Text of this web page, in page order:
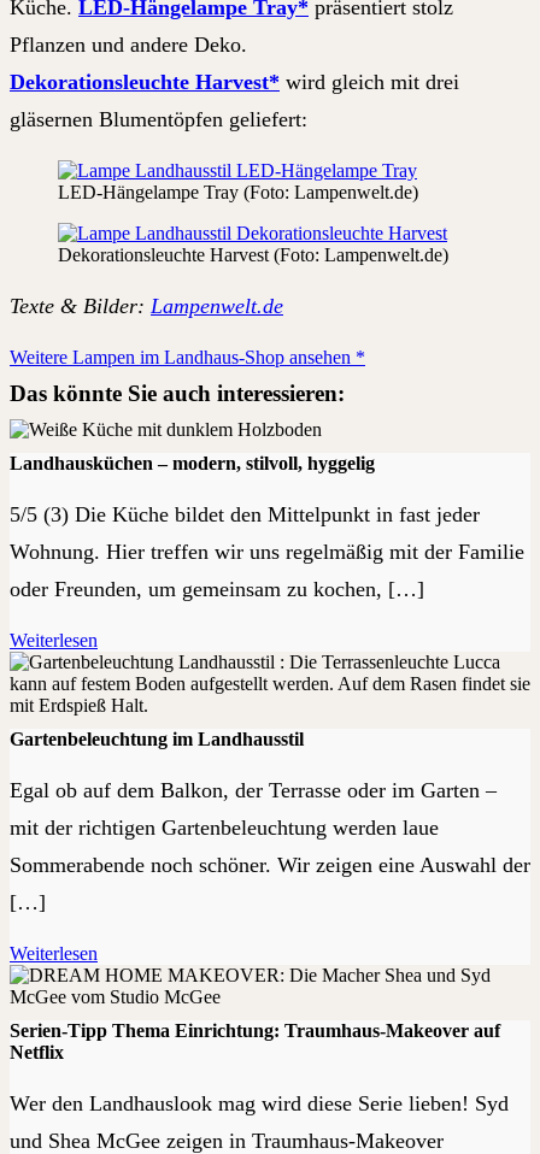
Küche. LED-Hängelampe Tray* präsentiert stolz
Pflanzen und andere Deko.
Dekorationsleuchte Harvest* wird gleich mit drei
gläsernen Blumentöpfen geliefert:
LED-Hängelampe Tray (Foto: Lampenwelt.de)
Dekorationsleuchte Harvest (Foto: Lampenwelt.de)
Texte & Bilder: Lampenwelt.de
Weitere Lampen im Landhaus-Shop ansehen *
Das könnte Sie auch interessieren:
Landhausküchen – modern, stilvoll, hyggelig
5/5 (3) Die Küche bildet den Mittelpunkt in fast jeder
Wohnung. Hier treffen wir uns regelmäßig mit der Familie
oder Freunden, um gemeinsam zu kochen, […]
Weiterlesen
Gartenbeleuchtung im Landhausstil
Egal ob auf dem Balkon, der Terrasse oder im Garten –
mit der richtigen Gartenbeleuchtung werden laue
Sommerabende noch schöner. Wir zeigen eine Auswahl der
[…]
Weiterlesen
Serien-Tipp Thema Einrichtung: Traumhaus-Makeover auf
Netflix
Wer den Landhauslook mag wird diese Serie lieben! Syd
und Shea McGee zeigen in Traumhaus-Makeover